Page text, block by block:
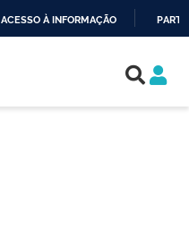
ACESSO À INFORMAÇÃO